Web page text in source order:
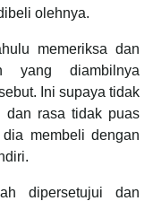
olehnya.
memeriksa dan
yang diambilnya
Ini supaya tidak
dan rasa tidak puas
membeli dengan
dipersetujui dan